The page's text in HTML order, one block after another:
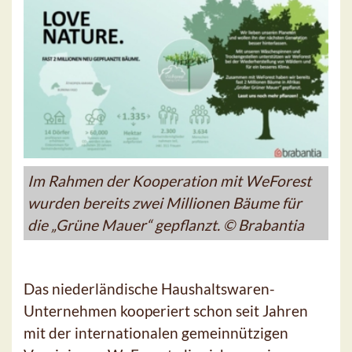
Im Rahmen der Kooperation mit WeForest
wurden bereits zwei Millionen Bäume für
die „Grüne Mauer“ gepflanzt. © Brabantia
Das niederländische Haushaltswaren-
Unternehmen kooperiert schon seit Jahren
mit der internationalen gemeinnützigen